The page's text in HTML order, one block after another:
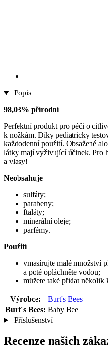
Popis
98,03% přírodní
Perfektní produkt pro péči o
k nožkám. Díky pediatricky
každodenní použití. Obsažené
látky mají vyživující účinek. Pro
a vlasy!
Neobsahuje
sulfáty;
parabeny;
ftaláty;
minerální oleje;
parfémy.
Použití
vmasírujte malé množství
a poté opláchněte vodou;
můžete také přidat několik
Výrobce:
Burt's Bees
Burt´s Bees: Baby Bee
Příslušenství
Recenze našich